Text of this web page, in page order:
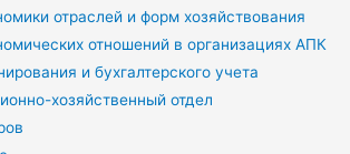
отраслей и форм хозяйствования
отношений в организациях АПК
и бухгалтерского учета
хозяйственный отдел